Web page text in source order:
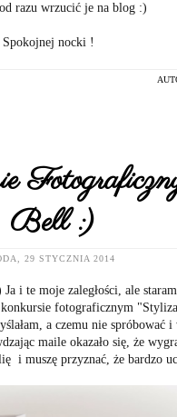
razu wrzucić je na blog :)
Spokojnej nocki !
Bell :)
29 STYCZNIA 2014
i te moje zaległości, ale
fotograficznym
a czemu nie spróbować i
maile okazało się, że
i muszę przyznać, że bardzo